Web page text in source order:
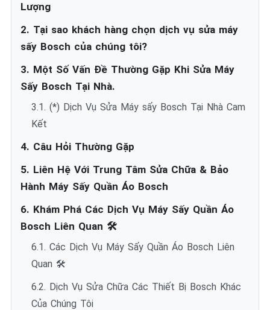
Lượng
2. Tại sao khách hàng chọn dịch vụ sửa máy
sấy Bosch của chúng tôi?
3. Một Số Vấn Đề Thường Gặp Khi Sửa Máy
Sấy Bosch Tại Nhà.
3.1. (*) Dịch Vụ Sửa Máy sấy Bosch Tại Nhà Cam
Kết
4. Câu Hỏi Thường Gặp
5. Liên Hệ Với Trung Tâm Sửa Chữa & Bảo
Hành Máy Sấy Quần Áo Bosch
6. Khám Phá Các Dịch Vụ Máy Sấy Quần Áo
Bosch Liên Quan 🛠️
6.1. Các Dịch Vụ Máy Sấy Quần Áo Bosch Liên
Quan 🛠️
6.2. Dịch Vụ Sửa Chữa Các Thiết Bị Bosch Khác
Của Chúng Tôi